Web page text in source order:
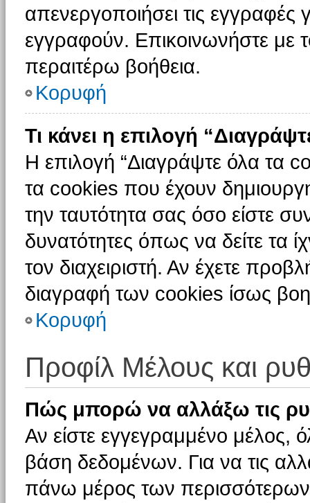
απενεργοποιήσει τις εγγραφές
εγγραφούν. Επικοινωνήστε με
περαιτέρω βοήθεια.
Κορυφή
Τι κάνει η επιλογή
Η επιλογή “Διαγράψτε όλα τα
τα cookies που έχουν
την ταυτότητα σας όσο είστε
δυνατότητες όπως να δείτε τα
τον διαχειριστή. Αν έχετε
διαγραφή των cookies ίσως
Κορυφή
Προφίλ Μέλους και
Πώς μπορώ να αλλάξω τις
Αν είστε εγγεγραμμένο μέλος,
βάση δεδομένων. Για να τις
πάνω μέρος των περισσότερων